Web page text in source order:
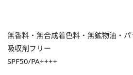
無香料・無合成着色料・無鉱物油・
吸収剤フリー
SPF50/PA++++